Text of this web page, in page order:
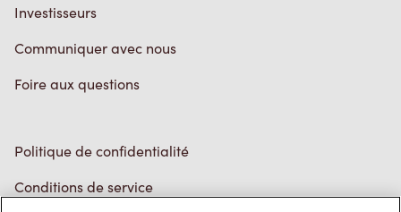
Investisseurs
Communiquer avec nous
Foire aux questions
Politique de confidentialité
Conditions de service